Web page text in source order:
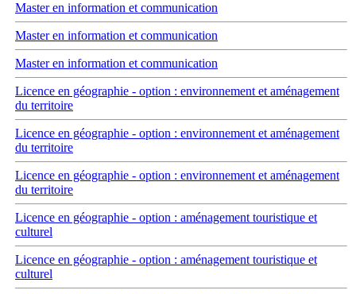
Master en information et communication
Master en information et communication
Master en information et communication
Licence en géographie - option : environnement et aménagement
du territoire
Licence en géographie - option : environnement et aménagement
du territoire
Licence en géographie - option : environnement et aménagement
du territoire
Licence en géographie - option : aménagement touristique et
culturel
Licence en géographie - option : aménagement touristique et
culturel